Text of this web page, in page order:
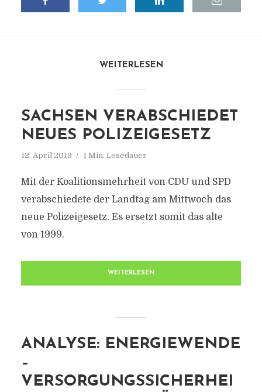
WEITERLESEN
SACHSEN VERABSCHIEDET
NEUES POLIZEIGESETZ
12. April 2019 1 Min. Lesedauer
Mit der Koalitionsmehrheit von CDU und SPD
verabschiedete der Landtag am Mittwoch das
neue Polizeigesetz. Es ersetzt somit das alte
von 1999.
WEITERLESEN
ANALYSE: ENERGIEWENDE
–
VERSORGUNGSSICHERHEI